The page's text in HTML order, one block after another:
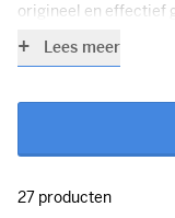
origineel en effectief
wij hebben voor ieder
Lees meer
27 producten